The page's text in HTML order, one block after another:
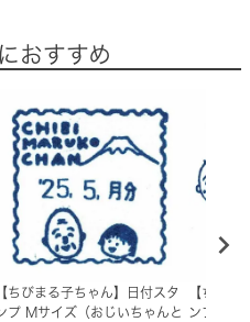
おすすめ
【ちびまる子ちゃん】日付スタ
プ Mサイズ（おじいちゃんと
【ちびま
ンプ 小